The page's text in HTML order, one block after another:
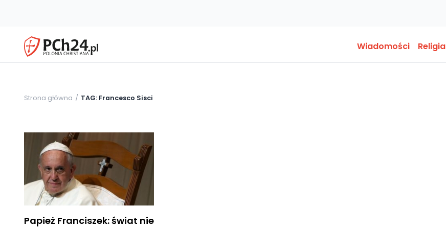
Wiadomości Religia
Strona główna TAG: Francesco Sisci
Papież Franciszek: świat nie